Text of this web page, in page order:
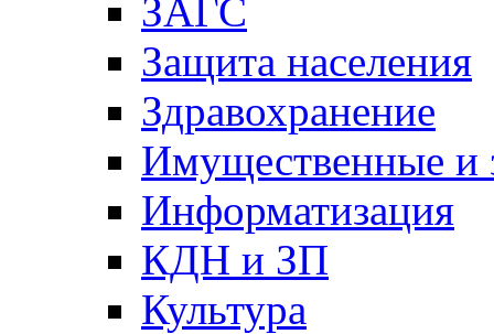
ЗАГС
Защита населения
Здравохранение
Имущественные и
Информатизация
КДН и ЗП
Культура